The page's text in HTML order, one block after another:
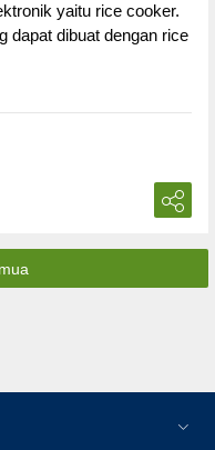
yaitu rice cooker.
dapat dibuat dengan rice